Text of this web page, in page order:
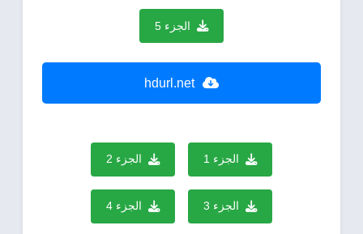
الجزء 5
hdurl.net
الجزء 1 الجزء 2
الجزء 3 الجزء 4